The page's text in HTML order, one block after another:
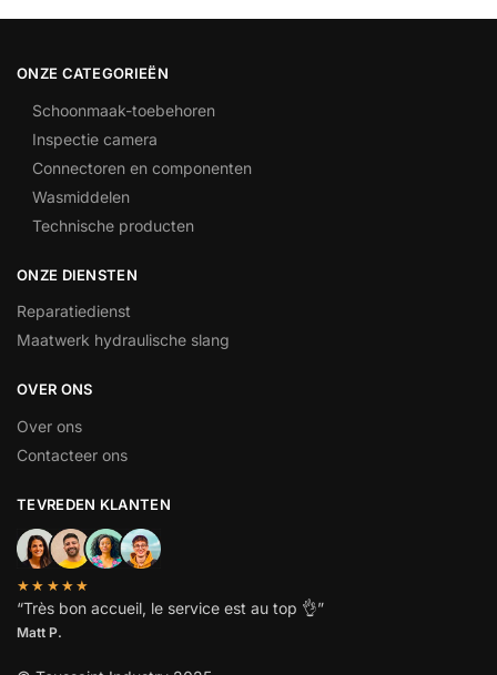
ONZE CATEGORIEËN
Schoonmaak-toebehoren
Inspectie camera
Connectoren en componenten
Wasmiddelen
Technische producten
ONZE DIENSTEN
Reparatiedienst
Maatwerk hydraulische slang
OVER ONS
Over ons
Contacteer ons
TEVREDEN KLANTEN
★★★★★
“Très bon accueil, le service est au top 👌”
Matt P.